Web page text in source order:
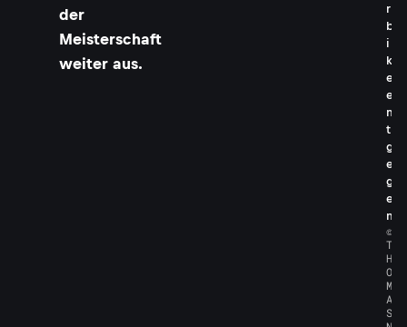
der
Meisterschaft
weiter aus.
r
b
i
k
e
e
n
t
g
e
g
e
n
©
T
H
O
M
A
S